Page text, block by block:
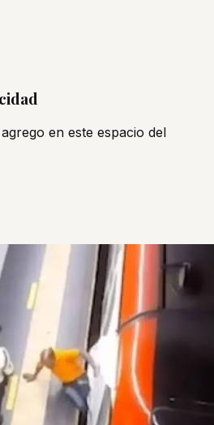
en este espacio del